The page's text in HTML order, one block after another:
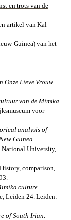
en trots van de
artikel van Kal
Guinea) van het
Onze Lieve Vrouw
van de Mimika
voor
analysis of
Guinea
National University,
comparison,
culture
Leiden 24. Leiden:
of South Irian